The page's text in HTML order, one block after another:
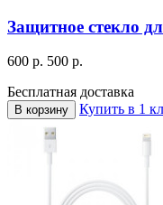
Защитное стекло
600 р. 500 р.
Бесплатная доставка
В корзину Купить в 1